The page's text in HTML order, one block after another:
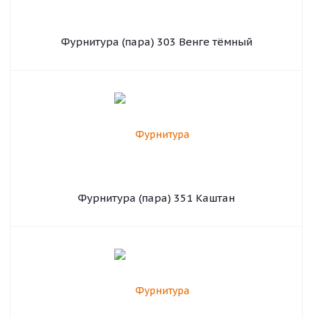
Фурнитура (пара) 303 Венге тёмный
Фурнитура (пара) 351 Каштан